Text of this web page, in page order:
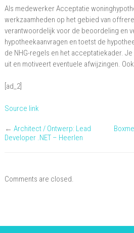
Medewerker
Acceptatie
Woninghypotheken
Als medewerker Acceptatie
werkzaamheden op het gebied van
verantwoordelijk voor de beoordeling en
hypotheekaanvragen en toetst de
de NHG-regels en het acceptatiekader.
uit en motiveert eventuele afwijzingen.
[ad_2]
Source link
← Architect / Ontwerp: Lead
Developer .NET – Heerlen
Comments are closed.